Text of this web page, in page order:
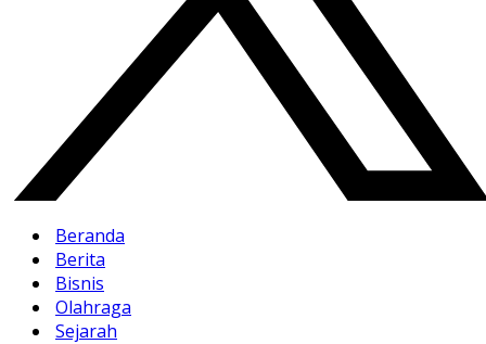
Beranda
Berita
Bisnis
Olahraga
Sejarah